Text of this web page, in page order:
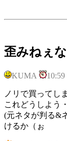
歪みねぇな
KUMA 10:59
ノリで買ってし
これどうしよう
(元ネタが判る&
けるか（ぉ